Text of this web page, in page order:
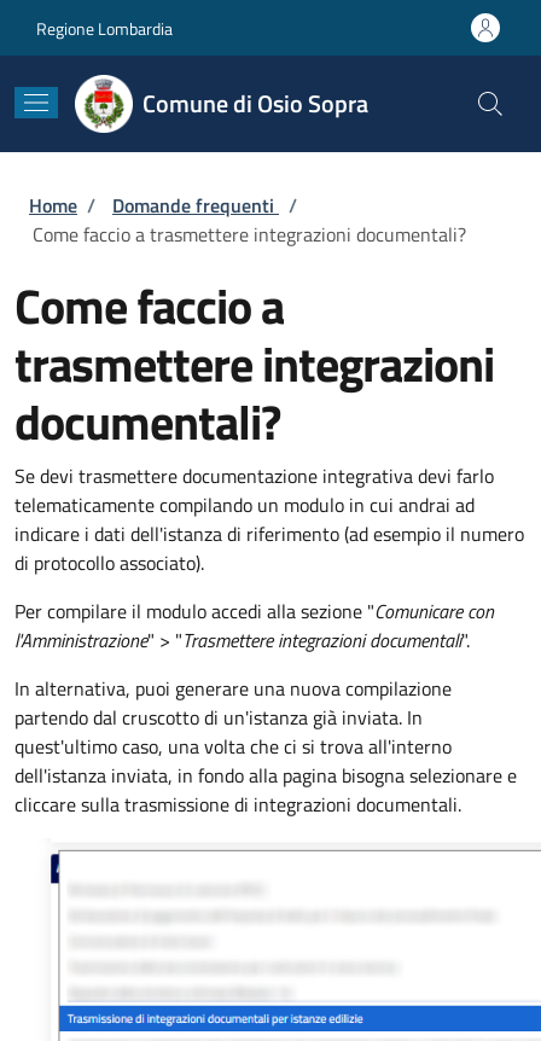
Regione Lombardia
Comune di Osio Sopra
Briciole di pane
Home / Domande frequenti /
Come faccio a trasmettere integrazioni documentali?
Come faccio a
trasmettere integrazioni
documentali?
Se devi trasmettere documentazione integrativa devi farlo
telematicamente compilando un modulo in cui andrai ad
indicare i dati dell'istanza di riferimento (ad esempio il numero
di protocollo associato).
Per compilare il modulo accedi alla sezione "Comunicare con
l'Amministrazione" > "Trasmettere integrazioni documentali".
In alternativa, puoi generare una nuova compilazione
partendo dal cruscotto di un'istanza già inviata. In
quest'ultimo caso, una volta che ci si trova all'interno
dell'istanza inviata, in fondo alla pagina bisogna selezionare e
cliccare sulla trasmissione di integrazioni documentali.